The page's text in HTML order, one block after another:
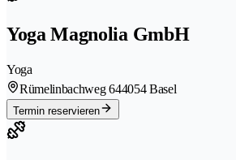
Yoga Magnolia GmbH
Yoga
Rümelinbachweg 644054 Basel
Termin reservieren